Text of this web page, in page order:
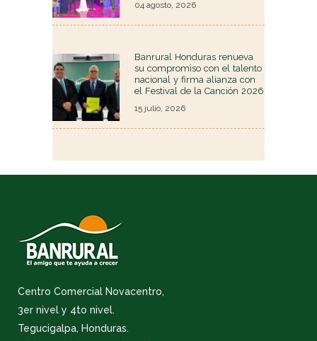
04 agosto, 2026
Banrural Honduras renueva
su compromiso con el talento
nacional y firma alianza con
el Festival de la Canción 2026
15 julio, 2026
Centro Comercial Novacentro,
3er nivel y 4to nivel.
Tegucigalpa, Honduras.